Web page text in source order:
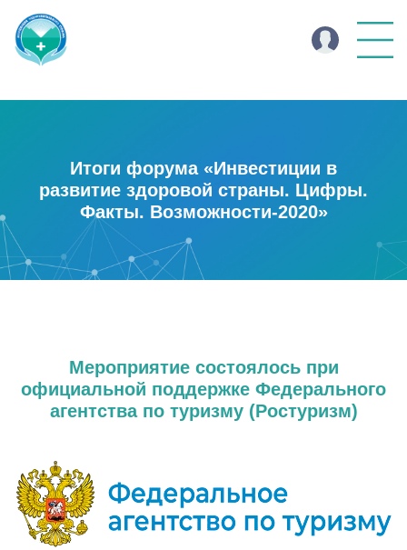
Итоги форума «Инвестиции в
развитие здоровой страны. Цифры.
Факты. Возможности-2020»
Мероприятие состоялось при
официальной поддержке Федерального
агентства по туризму (Ростуризм)